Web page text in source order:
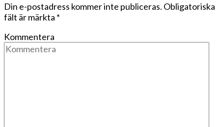
Din e-postadress kommer inte publiceras. Obligatoriska
fält är märkta *
Kommentera